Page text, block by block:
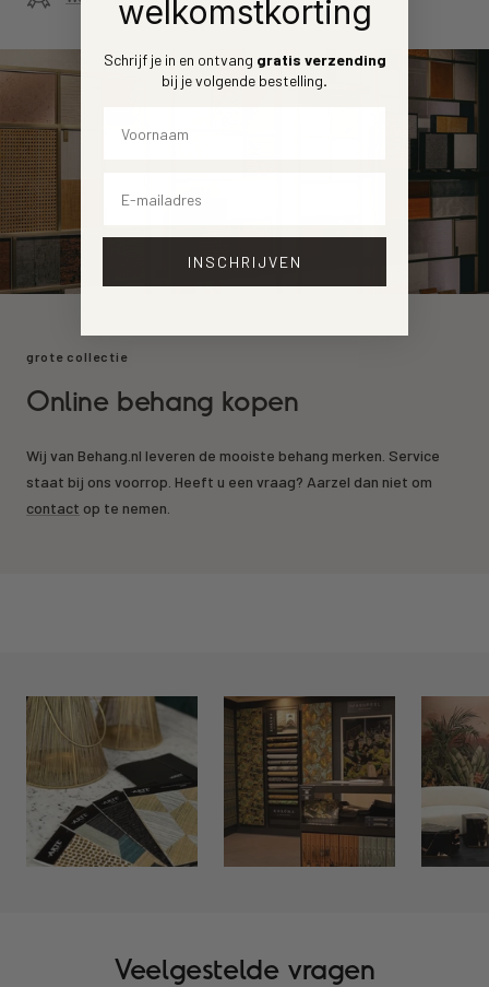
grote collectie
Online behang kopen
Wij van Behang.nl leveren de mooiste behang merken. Service
staat bij ons voorrop. Heeft u een vraag? Aarzel dan niet om
contact op te nemen.
Veelgestelde vragen
welkomstkorting
Schrijf je in en ontvang gratis verzending
bij je volgende bestelling.
INSCHRIJVEN